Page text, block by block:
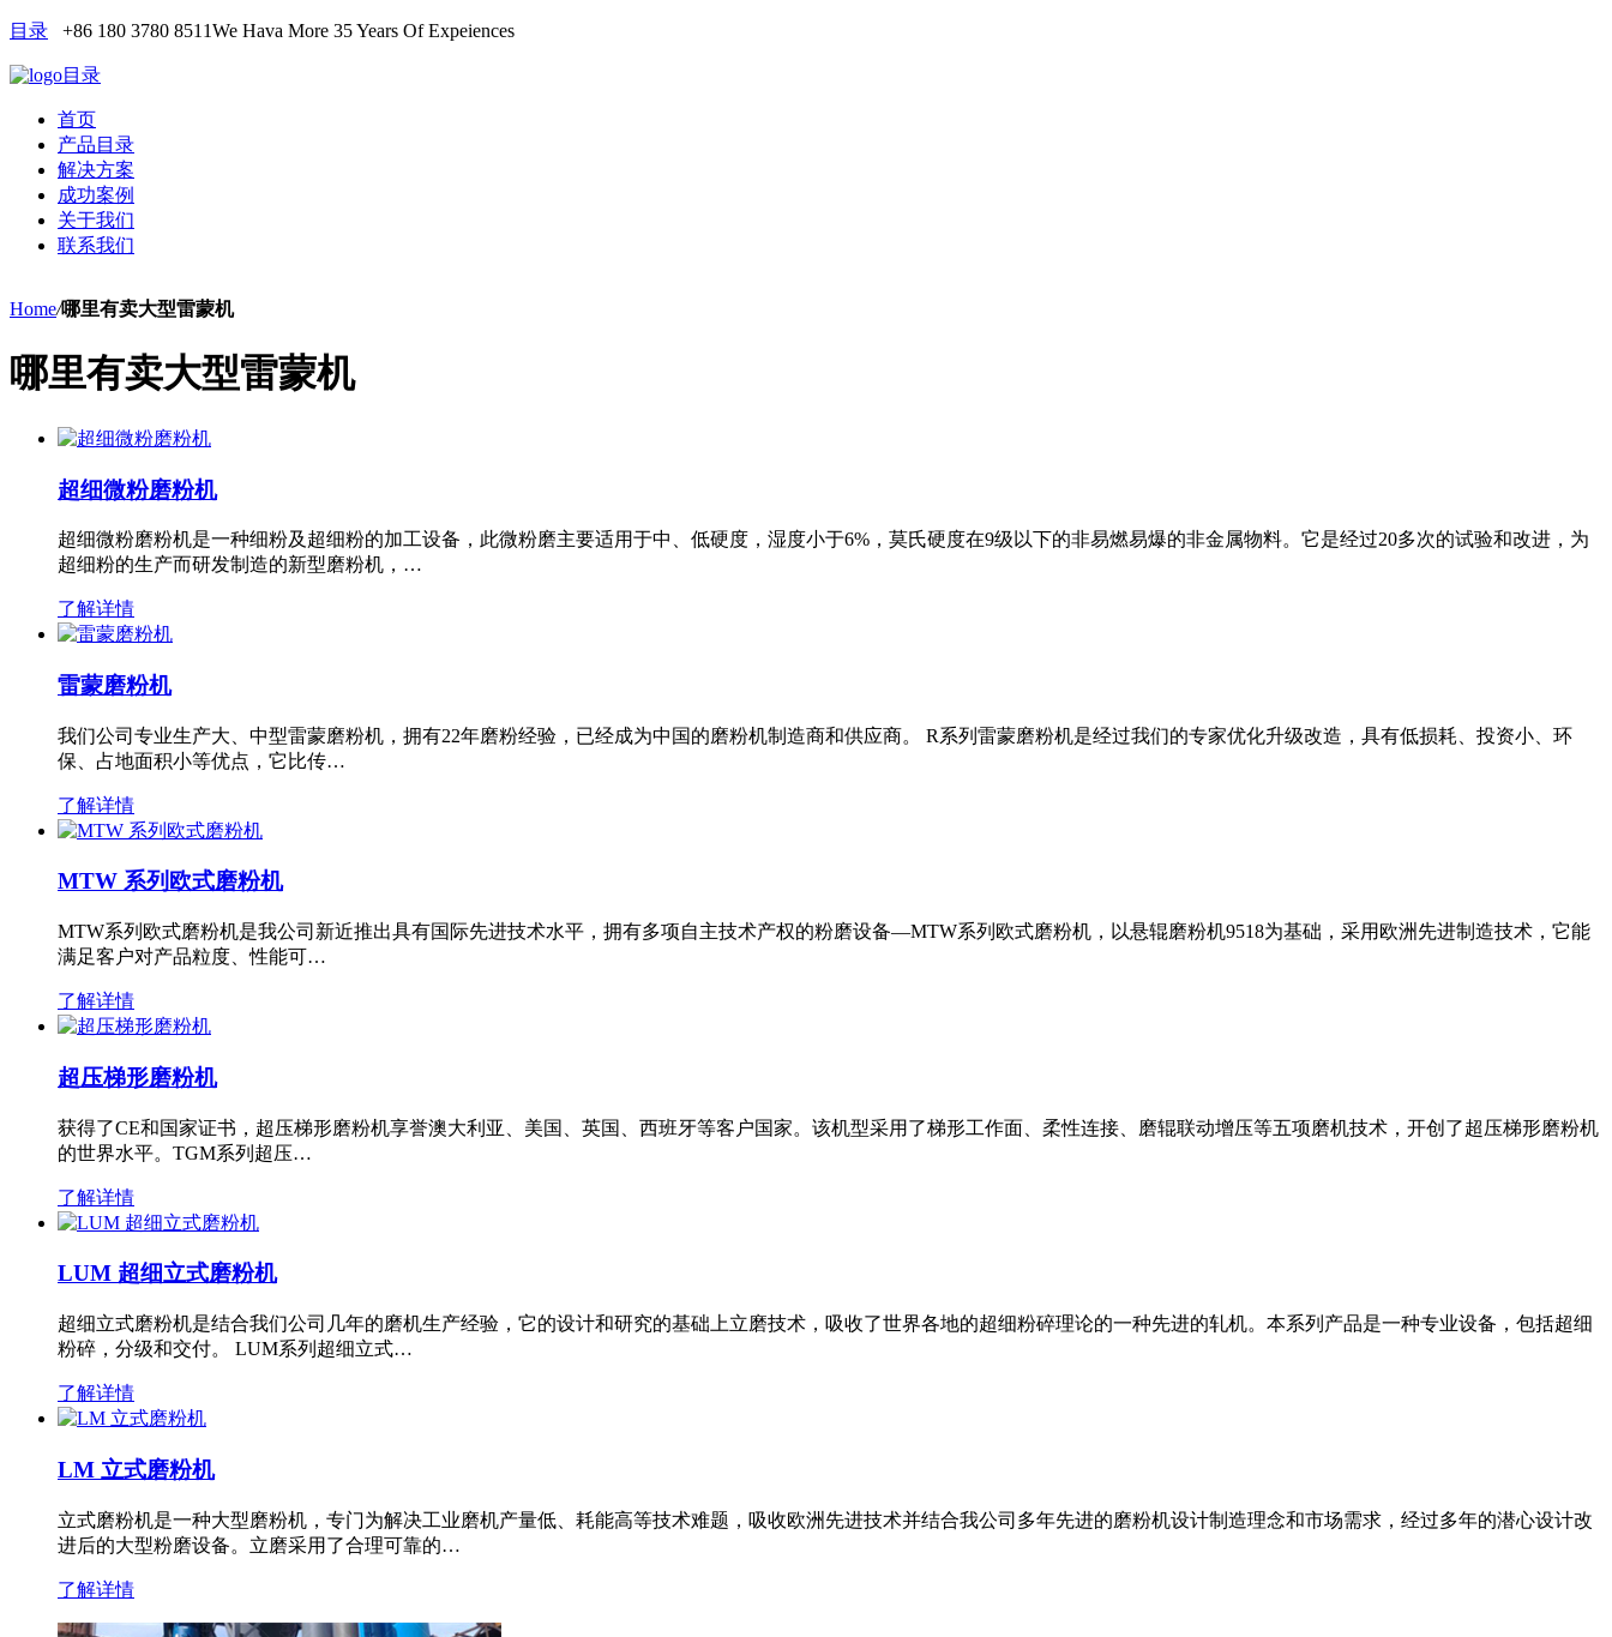
目录 +86 180 3780 8511We Hava More 35 Years Of Expeiences
目录
首页
产品目录
解决方案
成功案例
关于我们
联系我们
Home/哪里有卖大型雷蒙机
哪里有卖大型雷蒙机
超细微粉磨粉机
超细微粉磨粉机是一种细粉及超细粉的加工设备，此微粉磨主要适用于中、低硬度，湿度小于6%，莫氏硬度在9级以下的非易燃易爆的非金属物料。它是经过20多次的试验和改进，为
超细粉的生产而研发制造的新型磨粉机，…
了解详情
雷蒙磨粉机
我们公司专业生产大、中型雷蒙磨粉机，拥有22年磨粉经验，已经成为中国的磨粉机制造商和供应商。 R系列雷蒙磨粉机是经过我们的专家优化升级改造，具有低损耗、投资小、环
保、占地面积小等优点，它比传…
了解详情
MTW 系列欧式磨粉机
MTW系列欧式磨粉机是我公司新近推出具有国际先进技术水平，拥有多项自主技术产权的粉磨设备—MTW系列欧式磨粉机，以悬辊磨粉机9518为基础，采用欧洲先进制造技术，它能
满足客户对产品粒度、性能可…
了解详情
超压梯形磨粉机
获得了CE和国家证书，超压梯形磨粉机享誉澳大利亚、美国、英国、西班牙等客户国家。该机型采用了梯形工作面、柔性连接、磨辊联动增压等五项磨机技术，开创了超压梯形磨粉机
的世界水平。TGM系列超压…
了解详情
LUM 超细立式磨粉机
超细立式磨粉机是结合我们公司几年的磨机生产经验，它的设计和研究的基础上立磨技术，吸收了世界各地的超细粉碎理论的一种先进的轧机。本系列产品是一种专业设备，包括超细
粉碎，分级和交付。 LUM系列超细立式…
了解详情
LM 立式磨粉机
立式磨粉机是一种大型磨粉机，专门为解决工业磨机产量低、耗能高等技术难题，吸收欧洲先进技术并结合我公司多年先进的磨粉机设计制造理念和市场需求，经过多年的潜心设计改
进后的大型粉磨设备。立磨采用了合理可靠的…
了解详情